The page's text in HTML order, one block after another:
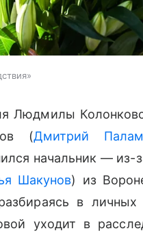
Людмилы
(Дмитрий
начальник — из-
Шакунов) из
в личных
уходит в